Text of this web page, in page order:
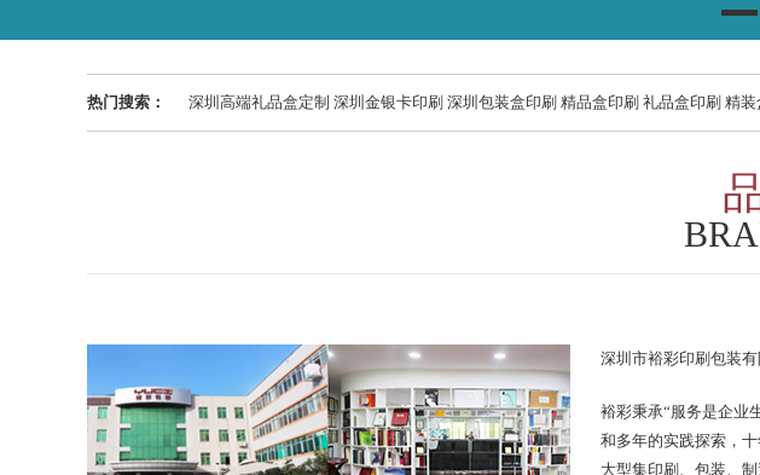
热门搜索： 深圳高端礼品盒定制 深圳金银卡印刷 深圳包装盒印刷 精品盒印刷 礼品盒印刷 精装盒印刷 手机包装盒印刷
深圳市裕彩印刷包装
裕彩秉承“服务是企业
和多年的实践探索，
大型集印刷、包装、